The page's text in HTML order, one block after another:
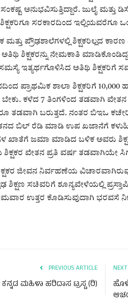
ಅನುಭವಿಸುತ್ತಿದ್ದಾರೆ. ಜುಲೈ ಮತ್ತು
ಸರಕಾರದಿಂದ ಇಲ್ಲಿಯವರೆಗೂ
ಪ್ರೌಢಶಾಲೆಗಳಲ್ಲಿ ಶಿಕ್ಷಕರಿಲ್ಲದ
ಅತಿಥಿ ಶಿಕ್ಷಕರನ್ನು ನೇಮಕಾತಿ
ಇತ್ಯರ್ಥಗೊಳಿಸಿದ ಅತಿಥಿ ಶಿಕ್ಷಕರಿಗೆ
ಪ್ರಾಥಮಿಕ ಶಾಲಾ ಶಿಕ್ಷಕರಿಗೆ 10,000
ಕಳೆದ 7 ತಿಂಗಳಿಂದ ತಡವಾಗಿ
ತಡವಾಗಿ ಬರುತ್ತದೆ. ನಂತರ ಬಿಇಒ
ಬಿಲ್ ರೆಡಿ ಮಾಡಿ ಉಪ ಖಜಾನೆಗೆ
ಖಾತೆಗೆ ಜಮಾ ಮಾಡಿದ ಬಳಿಕ ಅವರು
ವೇತನ ಪ್ರತಿ ವರ್ಷ ತಡವಾಗಿಯೇ
ಜೀವನ ನಿರ್ವಹಣೆಯ
ಶಿಕ್ಷಣ ಸಚಿವರಿಗೆ ಶೂನ್ಯವೇಳೆಯಲ್ಲಿ
ಉತ್ತರ ಕೊಡಿಸುವುದಾಗಿ ಭರವಸೆ
PREVIOUS ARTICLE
ಮಹಿಳಾ ಹರಿದಾಸ ಟ್ರಸ್ಟ (ರಿ)